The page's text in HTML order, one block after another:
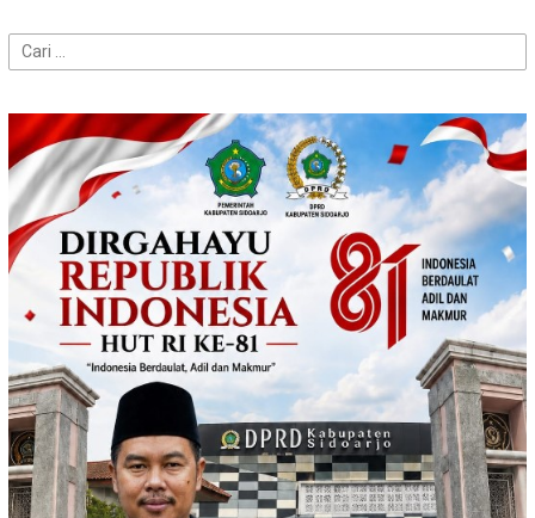
Cari
untuk: